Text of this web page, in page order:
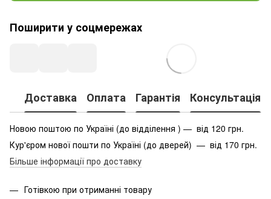
Поширити у соцмережах
Доставка Оплата Гарантія Консультація
Новою поштою по Україні (до відділення ) — від 120 грн.
Кур'єром нової пошти по Україні (до дверей) — від 170 грн.
Більше інформації про доставку
Готівкою при отриманні товару